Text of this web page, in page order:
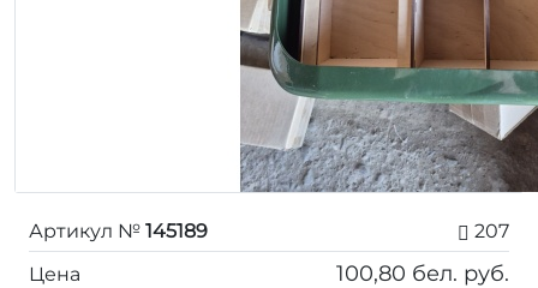
Артикул № 145189
207
Цена
100,80 бел. руб.